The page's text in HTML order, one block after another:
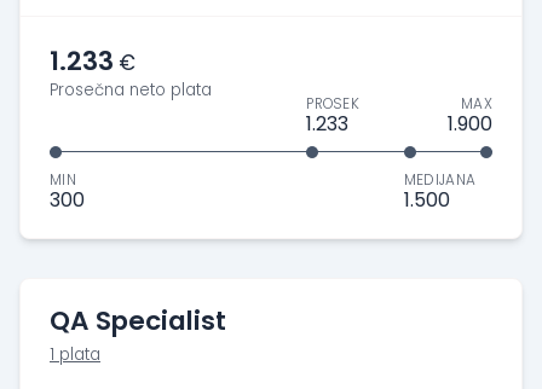
1.233 €
Prosečna neto plata
MIN
300
MEDIJANA
1.500
PROSEK
1.233
MAX
1.900
QA Specialist
1 plata